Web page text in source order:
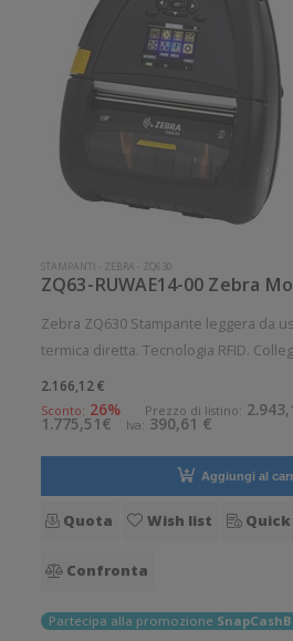
STAMPANTI - ZEBRA - ZQ630
Zebra ZQ630 Stampante leggera da usarsi in mobilità. Stampa
termica diretta. Tecnologia RFID.
fili. Velocità di stampa: 115 mm/sec
2.166,12 €
Sconto: 26% Prezzo di listino:
1.775,51€ Iva: 390,61 €
Aggiungi al
Quota Wish list
Confronta
Partecipa alla promozione